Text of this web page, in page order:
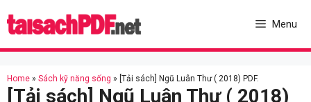
to
Menu
Home » Sách kỹ năng sống » [Tải sách] Ngũ Luân Thư ( 2018) PDF.
[Tải sách] Ngũ Luân Thư ( 2018)